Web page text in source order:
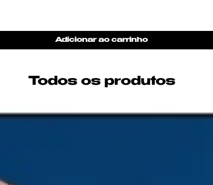
Adicionar ao carrinho
Todos os produtos